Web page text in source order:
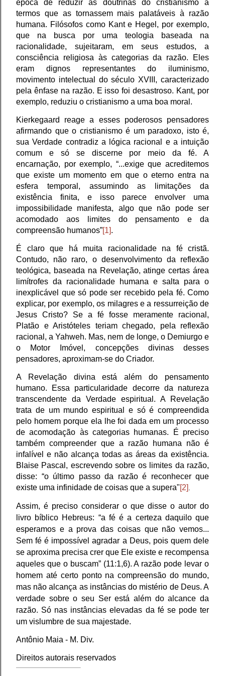
época de reduzir as doutrinas do cristianismo a
termos que as tornassem mais palatáveis à razão
humana. Filósofos como Kant e Hegel, por exemplo,
que na busca por uma teologia baseada na
racionalidade, sujeitaram, em seus estudos, a
consciência religiosa às categorias da razão. Eles
eram dignos representantes do iluminismo,
movimento intelectual do século XVIII, caracterizado
pela ênfase na razão. E isso foi desastroso. Kant, por
exemplo, reduziu o cristianismo a uma boa moral.
Kierkegaard reage a esses poderosos pensadores
afirmando que o cristianismo é um paradoxo, isto é,
sua Verdade contradiz a lógica racional e a intuição
comum e só se discerne por meio da fé. A
encarnação, por exemplo, “...exige que acreditemos
que existe um momento em que o eterno entra na
esfera temporal, assumindo as limitações da
existência finita, e isso parece envolver uma
impossibilidade manifesta, algo que não pode ser
acomodado aos limites do pensamento e da
compreensão humanos”[1].
É claro que há muita racionalidade na fé cristã.
Contudo, não raro, o desenvolvimento da reflexão
teológica, baseada na Revelação, atinge certas área
limítrofes da racionalidade humana e salta para o
inexplicável que só pode ser recebido pela fé. Como
explicar, por exemplo, os milagres e a ressurreição de
Jesus Cristo? Se a fé fosse meramente racional,
Platão e Aristóteles teriam chegado, pela reflexão
racional, a Yahweh. Mas, nem de longe, o Demiurgo e
o Motor Imóvel, concepções divinas desses
pensadores, aproximam-se do Criador.
A Revelação divina está além do pensamento
humano. Essa particularidade decorre da natureza
transcendente da Verdade espiritual. A Revelação
trata de um mundo espiritual e só é compreendida
pelo homem porque ela lhe foi dada em um processo
de acomodação às categorias humanas. É preciso
também compreender que a razão humana não é
infalível e não alcança todas as áreas da existência.
Blaise Pascal, escrevendo sobre os limites da razão,
disse: “o último passo da razão é reconhecer que
existe uma infinidade de coisas que a supera"[2]
Assim, é preciso considerar o que disse o autor do
livro bíblico Hebreus: “a fé é a certeza daquilo que
esperamos e a prova das coisas que não vemos...
Sem fé é impossível agradar a Deus, pois quem dele
se aproxima precisa crer que Ele existe e recompensa
aqueles que o buscam” (11:1,6). A razão pode levar o
homem até certo ponto na compreensão do mundo,
mas não alcança as instâncias do mistério de Deus. A
verdade sobre o seu Ser está além do alcance da
razão. Só nas instâncias elevadas da fé se pode ter
um vislumbre de sua majestade.
Antônio Maia - M. Div.
Direitos autorais reservados